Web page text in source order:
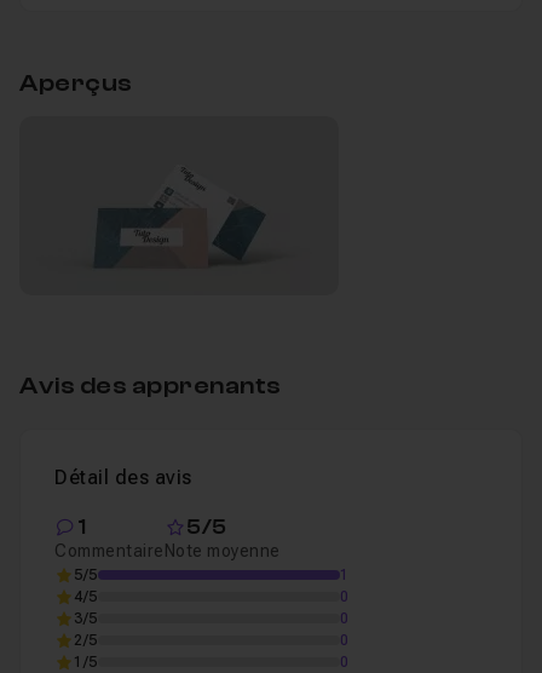
Aperçus
Avis des apprenants
Détail des avis
1
Commentaire
5/5
Note moyenne
5/5
1
4/5
0
3/5
0
2/5
0
1/5
0